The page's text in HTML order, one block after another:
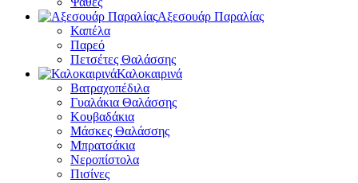
Αξεσουάρ Παραλίας
Καπέλα
Παρεό
Πετσέτες Θαλάσσης
Καλοκαιρινά
Βατραχοπέδιλα
Γυαλάκια Θαλάσσης
Κουβαδάκια
Μάσκες Θαλάσσης
Μπρατσάκια
Νεροπίστολα
Πισίνες